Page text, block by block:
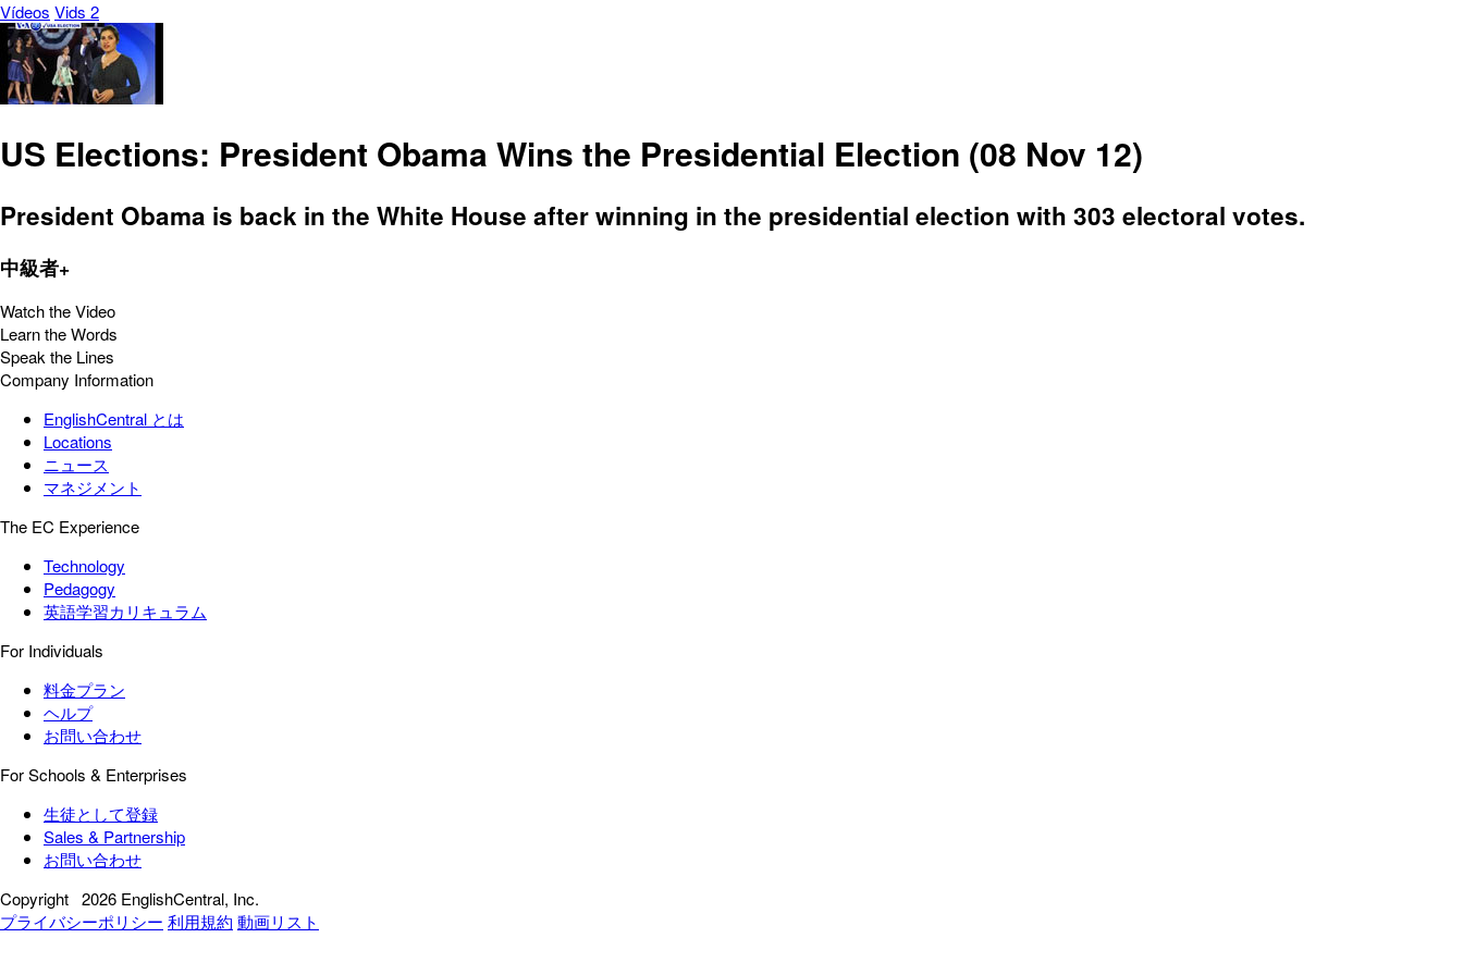
Vídeos Vids 2
US Elections: President Obama Wins the Presidential Election (08 Nov 12)
President Obama is back in the White House after winning in the presidential election with 303 electoral votes.
中級者+
Watch the Video
Learn the Words
Speak the Lines
Company Information
EnglishCentral とは
Locations
ニュース
マネジメント
The EC Experience
Technology
Pedagogy
英語学習カリキュラム
For Individuals
料金プラン
ヘルプ
お問い合わせ
For Schools & Enterprises
生徒として登録
Sales & Partnership
お問い合わせ
Copyright 2026 EnglishCentral, Inc.
プライバシーポリシー 利用規約 動画リスト